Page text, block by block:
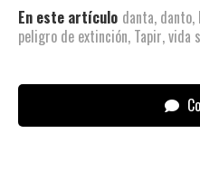
En este artículo danta, danto,
peligro de extinción, Tapir,vida